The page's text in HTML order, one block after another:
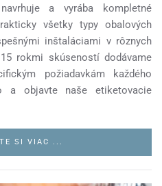
a vyrába kompletné
všetky typy obalových
inštaláciami v rôznych
rokmi skúseností dodávame
požiadavkám každého
a objavte naše etiketovacie
SI VIAC ...